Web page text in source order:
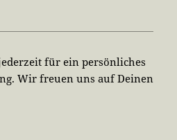
für ein persönliches
Wir freuen uns auf Deinen